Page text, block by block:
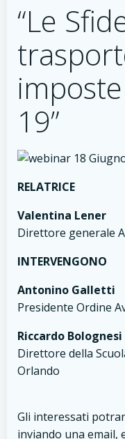
“Le
19”
RELATRICE
Valentina Lener
Direttore generale
INTERVENGONO
Antonino Galletti
Presidente Ordine
Riccardo Bolognesi
Direttore della
Orlando
Gli interessati
inviando una email,